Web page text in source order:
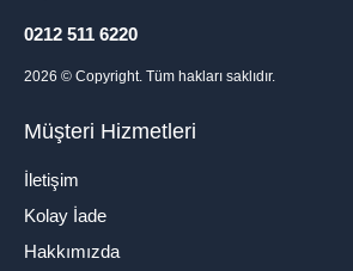
0212 511 6220
2026 © Copyright. Tüm hakları saklıdır.
Müşteri Hizmetleri
İletişim
Kolay İade
Hakkımızda